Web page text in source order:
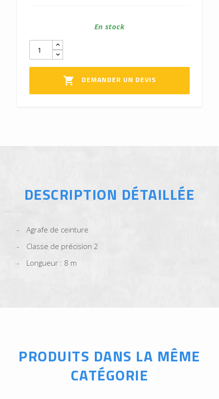
En stock
 DEMANDER UN DEVIS
DESCRIPTION DÉTAILLÉE
Agrafe de ceinture
Classe de précision 2
Longueur : 8 m
PRODUITS DANS LA MÊME
CATÉGORIE